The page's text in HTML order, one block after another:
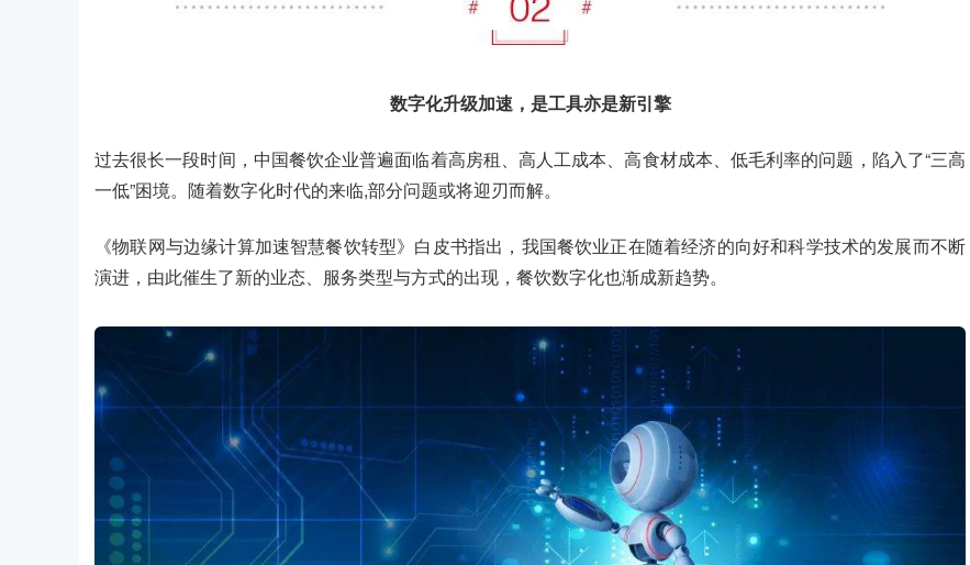
数字化升级加速，是工具亦是新引擎
过去很长一段时间，中国餐饮企业普遍面临着高房租、高人工成本、高食材成本、低毛利率的问题，陷入了“三高
一低”困境。随着数字化时代的来临,部分问题或将迎刃而解。
《物联网与边缘计算加速智慧餐饮转型》白皮书指出，我国餐饮业正在随着经济的向好和科学技术的发展而不断
演进，由此催生了新的业态、服务类型与方式的出现，餐饮数字化也渐成新趋势。